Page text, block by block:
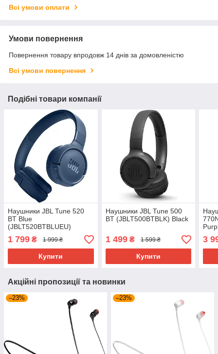
Всі умови оплати
Умови повернення
Повернення товару впродовж 14 днів за домовленістю
Всі умови повернення
Подібні товари компанії
Наушники JBL Tune 520
BT Blue
(JBLT520BTBLUEU)
1 799 ₴ 1 999 ₴
Купити
Наушники JBL Tune 500
BT (JBLT500BTBLK) Black
1 499₴ 1 599 ₴
Купити
3
Акційні пропозиції та новинки
–23% –23%